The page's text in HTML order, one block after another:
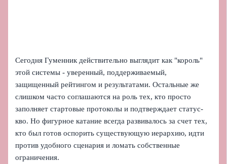
Сегодня Гуменник действительно выглядит как "король"
этой системы - уверенный, поддерживаемый,
защищенный рейтингом и результатами. Остальные же
слишком часто соглашаются на роль тех, кто просто
заполняет стартовые протоколы и подтверждает статус-
кво. Но фигурное катание всегда развивалось за счет тех,
кто был готов оспорить существующую иерархию, идти
против удобного сценария и ломать собственные
ограничения.